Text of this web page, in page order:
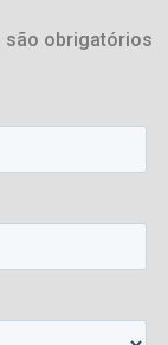
são obrigatórios